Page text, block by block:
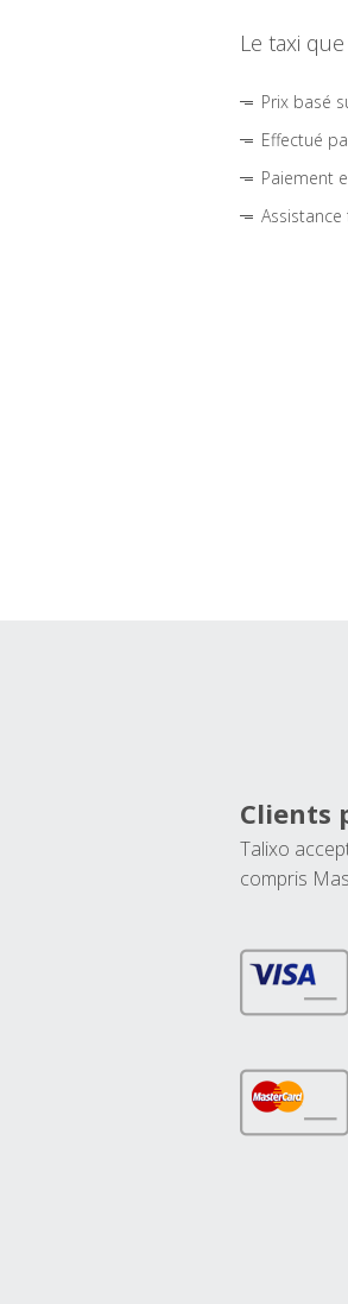
Le taxi
Prix basé
Effectué
Paiement
Clients
Talixo
compris